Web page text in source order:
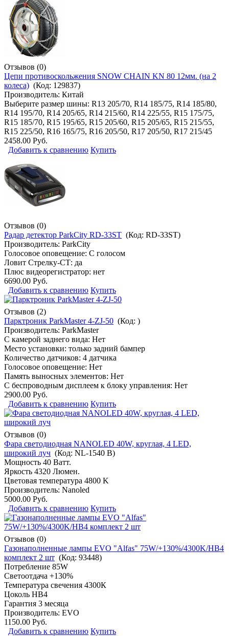
Отзывов (0)
Цепи противоскольжения SNOW CHAIN KN 80 12мм. (на 2
колеса) (Код: 129837)
Производитель: Китай
Выберите размер шины: R13 205/70, R14 185/75, R14 185/80,
R14 195/70, R14 205/65, R14 215/60, R14 225/55, R15 175/75,
R15 185/70, R15 195/65, R15 205/60, R15 205/65, R15 215/55,
R15 225/50, R16 165/75, R16 205/50, R17 205/50, R17 215/45
2458.00 Руб.
Добавить к сравнению Купить
Отзывов (0)
Радар детектор ParkCity RD-33ST (Код: RD-33ST)
Производитель: ParkCity
Голосовое оповещение: С голосом
Ловит Стрелку-СТ: да
Плюс видеорегистратор: нет
6690.00 Руб.
Добавить к сравнению Купить
Отзывов (2)
Парктроник ParkMaster 4-ZJ-50 (Код: )
Производитель: ParkMaster
С камерой заднего вида: Нет
Место установки: только задний бампер
Количество датчиков: 4 датчика
Голосовое оповещение: Нет
Память выносных элементов: Нет
С беспроводным дисплеем к блоку управления: Нет
2900.00 Руб.
Добавить к сравнению Купить
Отзывов (0)
Фара светодиодная NANOLED 40W, круглая, 4 LED,
широкий луч (Код: NL-1540 B)
Мощность 40 Ватт.
Яркость 4320 Люмен.
Цветовая температура 4800 K
Производитель: Nanoled
5000.00 Руб.
Добавить к сравнению Купить
Отзывов (0)
Газонаполненные лампы EVO "Alfas" 75W/+130%/4300K/HB4
комплект 2 шт (Код: 93448)
Потребление 85W
Светоотдача +130%
Температура свечения 4300К
Цоколь HB4
Гарантия 3 месяца
Производитель: EVO
1150.00 Руб.
Добавить к сравнению Купить